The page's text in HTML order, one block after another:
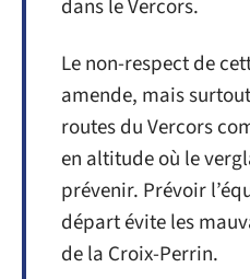
dans le Vercors.
Le non-respect de
amende, mais
routes du Vercors
en altitude où le
prévenir. Prévoir
départ évite les
de la Croix-Perrin.